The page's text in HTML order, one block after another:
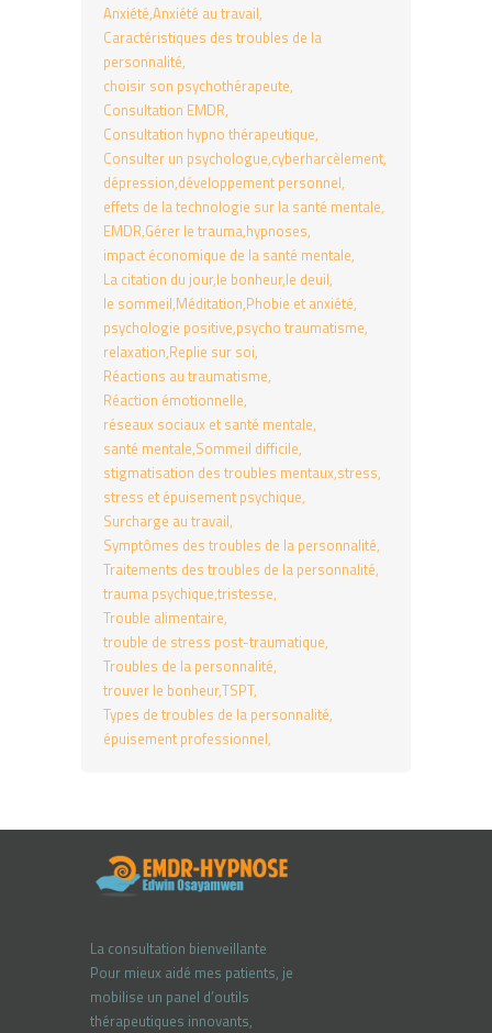
Anxiété Anxiété au travail
Caractéristiques des troubles de la
personnalité
choisir son psychothérapeute
Consultation EMDR
Consultation hypno thérapeutique
Consulter un psychologue cyberharcèlement
dépression développement personnel
effets de la technologie sur la santé mentale
EMDR Gérer le trauma hypnoses
impact économique de la santé mentale
La citation du jour le bonheur le deuil
le sommeil Méditation Phobie et anxiété
psychologie positive psycho traumatisme
relaxation Replie sur soi
Réactions au traumatisme
Réaction émotionnelle
réseaux sociaux et santé mentale
santé mentale Sommeil difficile
stigmatisation des troubles mentaux stress
stress et épuisement psychique
Surcharge au travail
Symptômes des troubles de la personnalité
Traitements des troubles de la personnalité
trauma psychique tristesse
Trouble alimentaire
trouble de stress post-traumatique
Troubles de la personnalité
trouver le bonheurTSPT
Types de troubles de la personnalité
épuisement professionnel
La consultation bienveillante
Pour mieux aidé mes patients, je
mobilise un panel d’outils
thérapeutiques innovants,